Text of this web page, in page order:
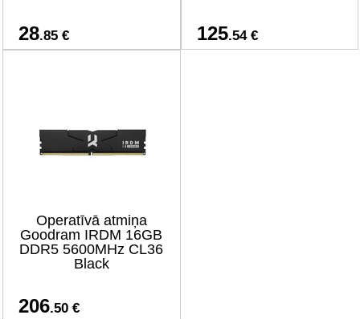
28.85 € 125.54 €
Operatīvā atmiņa
Goodram IRDM 16GB
DDR5 5600MHz CL36
Black
206.50 €